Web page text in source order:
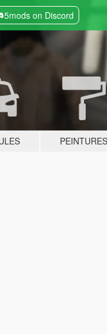
5mods on Discord
PEINTURES